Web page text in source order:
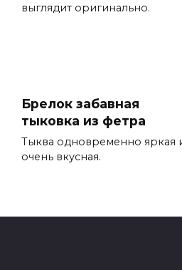
выглядит оригинально.
Брелок забавная
тыковка из фетра
Тыква одновременно яркая
очень вкусная.